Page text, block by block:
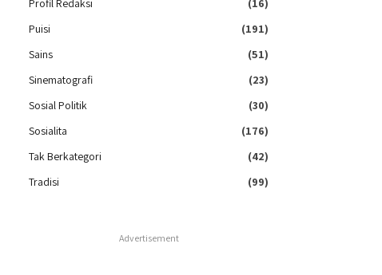
Profil Redaksi
(16)
Puisi
(191)
Sains
(51)
Sinematografi
(23)
Sosial Politik
(30)
Sosialita
(176)
Tak Berkategori
(42)
Tradisi
(99)
Advertisement